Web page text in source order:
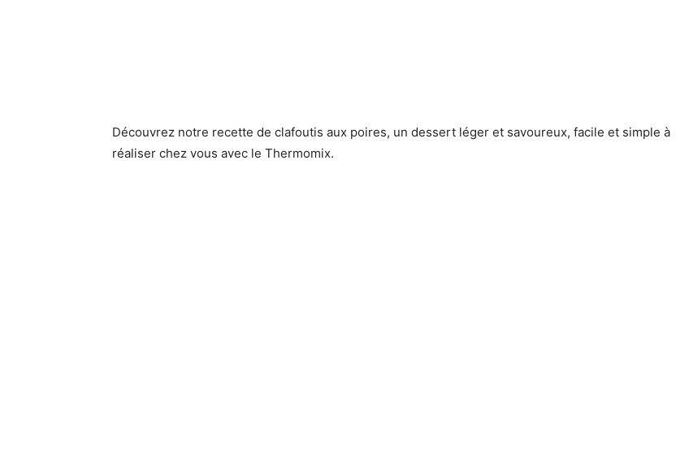
Découvrez notre recette de clafoutis aux poires, un dessert léger et savoureux, facile et simple à
réaliser chez vous avec le Thermomix.